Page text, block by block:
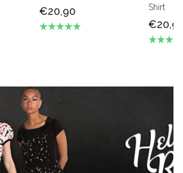
€20,90
Shirt